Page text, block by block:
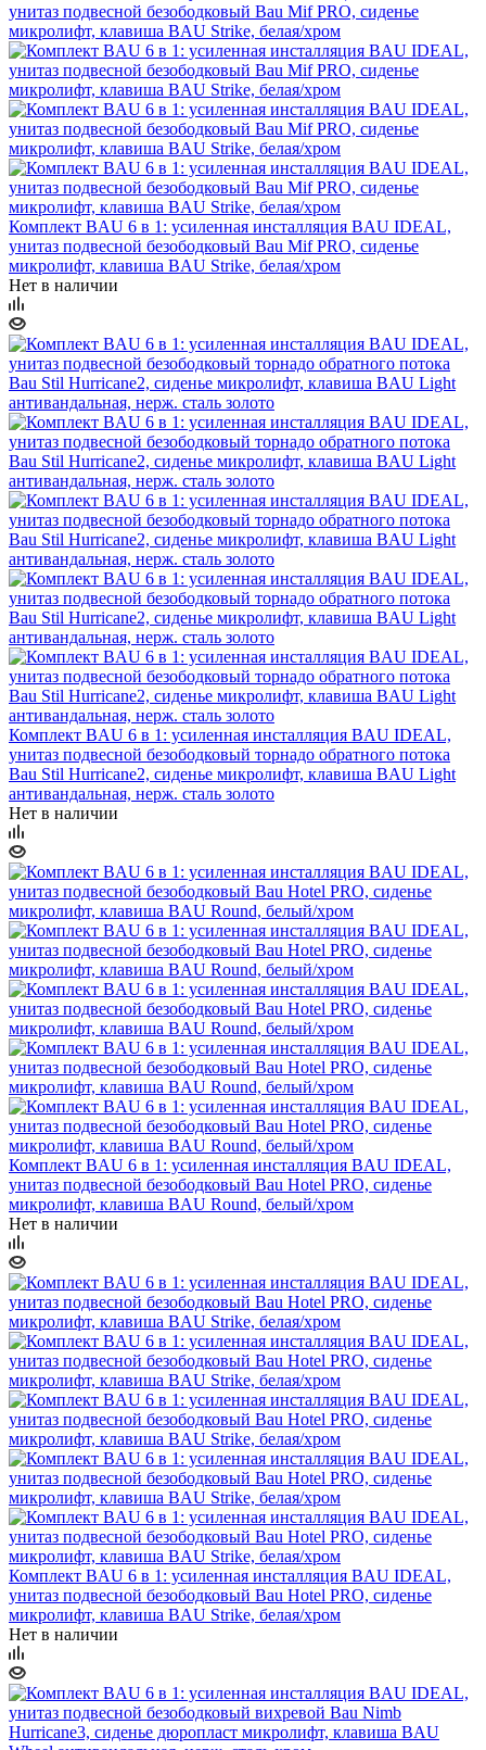
Комплект BAU 6 в 1: усиленная инсталляция BAU IDEAL,
унитаз подвесной безободковый Bau Mif PRO, сиденье
микролифт, клавиша BAU Strike, белая/хром
Нет в наличии
Комплект BAU 6 в 1: усиленная инсталляция BAU IDEAL,
унитаз подвесной безободковый торнадо обратного потока
Bau Stil Hurricane2, сиденье микролифт, клавиша BAU Light
антивандальная, нерж. сталь золото
Нет в наличии
Комплект BAU 6 в 1: усиленная инсталляция BAU IDEAL,
унитаз подвесной безободковый Bau Hotel PRO, сиденье
микролифт, клавиша BAU Round, белый/хром
Нет в наличии
Комплект BAU 6 в 1: усиленная инсталляция BAU IDEAL,
унитаз подвесной безободковый Bau Hotel PRO, сиденье
микролифт, клавиша BAU Strike, белая/хром
Нет в наличии